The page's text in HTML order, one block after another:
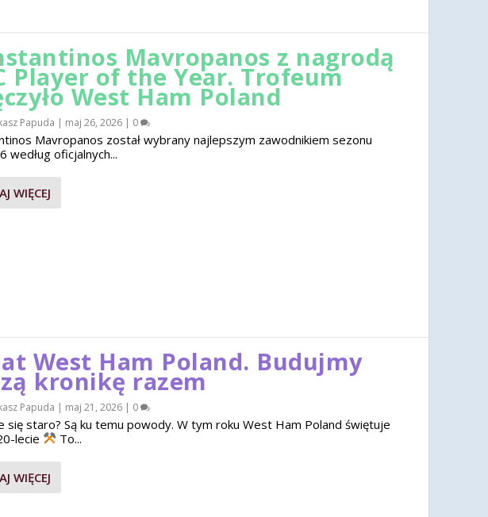
Mavropanos z nagrodą
Player of the Year. Trofeum
West Ham Poland
Papuda | maj 26, 2026 | 0
Mavropanos został wybrany najlepszym zawodnikiem sezonu
według oficjalnych...
WIĘCEJ
West Ham Poland. Budujmy
kronikę razem
Papuda | maj 21, 2026 | 0
się staro? Są ku temu powody. W tym roku West Ham Poland świętuje
lecie
To...
WIĘCEJ